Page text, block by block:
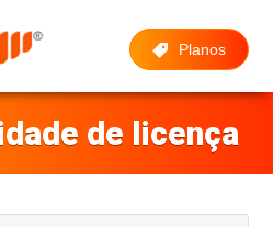
Planos
de licença